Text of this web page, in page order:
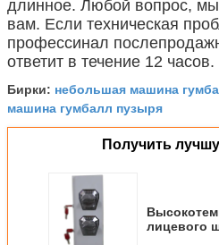
длинное. Любой вопрос,
вам. Если техническая
профессинал
ответит в течение 12 часов.
Бирки: небольшая машина
машина гумбалл пузыря
Получить
лицевого